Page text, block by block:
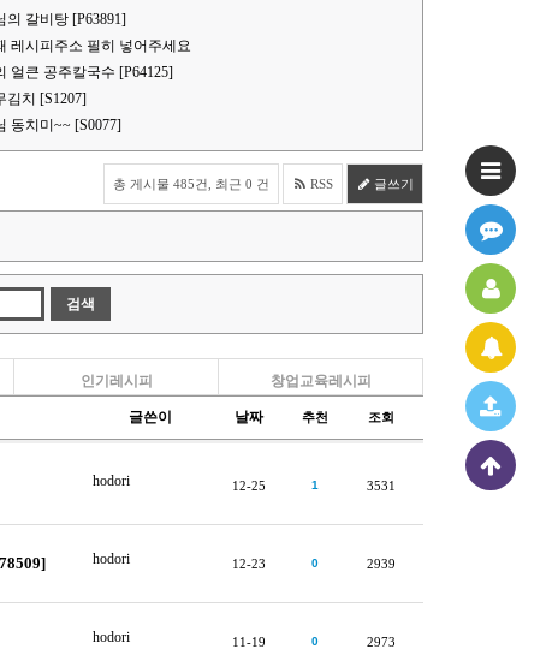
의 갈비탕 [P63891]
레시피주소 필히 넣어주세요
얼큰 공주칼국수 [P64125]
김치 [S1207]
동치미~~ [S0077]
총 게시물 485건, 최근 0 건 RSS 글쓰기
인기레시피 창업교육레시피
글쓴이 날짜 추천 조회
hodori 12-25 1 3531
hodori 12-23 0 2939
hodori 11-19 0 2973